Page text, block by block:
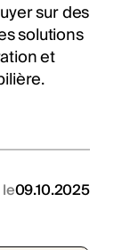
sur des
solutions
et
09.10.2025